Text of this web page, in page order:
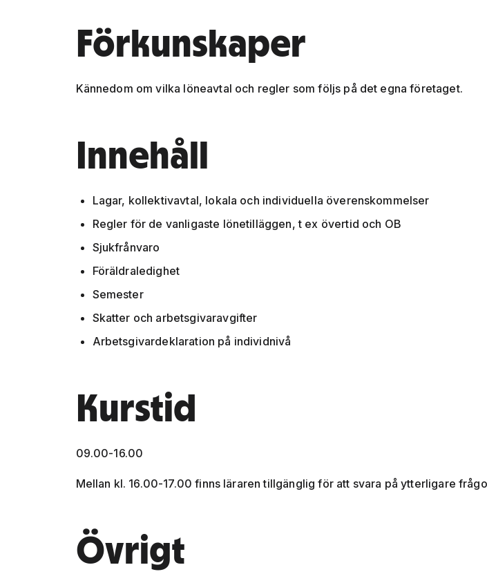
Förkunskaper
Kännedom om vilka löneavtal och regler som följs på det egna företaget.
Innehåll
Lagar, kollektivavtal, lokala och individuella överenskommelser
Regler för de vanligaste lönetilläggen, t ex övertid och OB
Sjukfrånvaro
Föräldraledighet
Semester
Skatter och arbetsgivaravgifter
Arbetsgivardeklaration på individnivå
Kurstid
09.00-16.00
Mellan kl. 16.00-17.00 finns läraren tillgänglig för att svara på ytterligare
Övrigt